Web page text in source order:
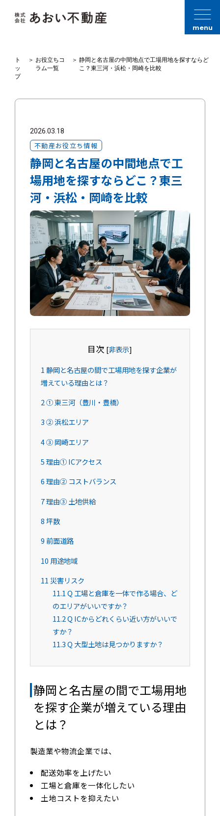
menu
ト
ッ
プ
＞ お役立ちコ
ラム一覧
＞静岡と名古屋の中間地点で工場用地を探すならど
こ？東三河・浜松・岡崎を比較
2026.03.18
不動産お役立ち情報
静岡と名古屋の中間地点で工
場用地を探すならどこ？東三
河・浜松・岡崎を比較
目次 [非表示]
1静岡と名古屋の間で工場用地を探す企業が
増えている理由とは？
2① 東三河（豊川・豊橋）
3② 浜松エリア
4③ 岡崎エリア
5理由① ICアクセス
6理由② コストバランス
7理由③ 土地供給
8坪数
9 前面道路
10 用途地域
11 災害リスク
11.1Q 工場と倉庫を一体で作る場合、ど
のエリアがいいですか？
11.2Q ICからどれくらい近い方がいいで
すか？
11.3Q 大型土地は見つかりますか？
静岡と名古屋の間で工場用地
を探す企業が増えている理由
とは？
製造業や物流企業では、
配送効率を上げたい
工場と倉庫を一体化したい
土地コストを抑えたい